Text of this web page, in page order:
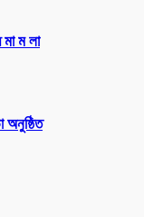
মা ম লা
অনুষ্ঠিত